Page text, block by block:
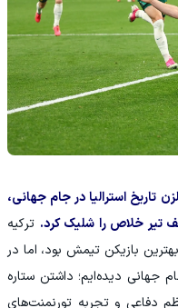
تاریخ استرالیا در جام جهانی،
تیر خلاص را شلیک کرد. ترکیه
بازیکن تیمش بود، اما در
جهانی دیده‌ایم؛ داشتن ستاره
دفاعی و تجربه تورنمنت‌های